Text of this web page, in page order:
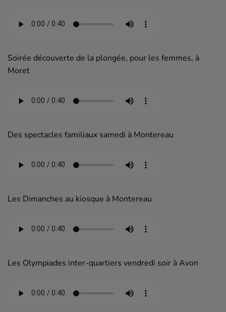
Soirée découverte de la plongée, pour les femmes, à
Moret
Des spectacles familiaux samedi à Montereau
Les Dimanches au kiosque à Montereau
Les Olympiades inter-quartiers vendredi soir à Avon